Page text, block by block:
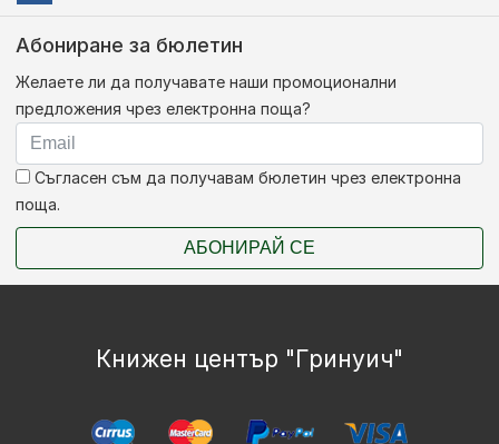
Абониране за бюлетин
Желаете ли да получавате наши промоционални
предложения чрез електронна поща?
Съгласен съм да получавам бюлетин чрез електронна
поща.
АБОНИРАЙ СЕ
Книжен център "Гринуич"